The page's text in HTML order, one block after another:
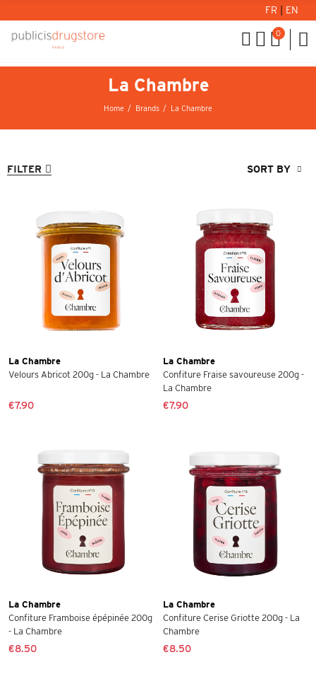
FR EN
0
La Chambre
Home Brands La Chambre
FILTER SORT BY
La Chambre
Velours Abricot 200g - La Chambre
€7.90
La Chambre
Confiture Fraise savoureuse 200g -
La Chambre
€7.90
La Chambre
Confiture Framboise épépinée 200g
- La Chambre
€8.50
La Chambre
Confiture Cerise Griotte 200g - La
Chambre
€8.50